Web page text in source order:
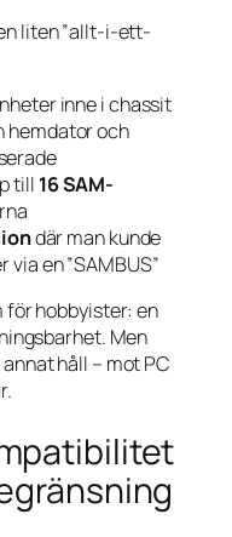
liten ”allt-i-ett-
inne i chassit
hem­dator och
till 16 SAM-
där man kunde
en ”SAMBUS”
för hobbyister: en
Men
håll – mot PC